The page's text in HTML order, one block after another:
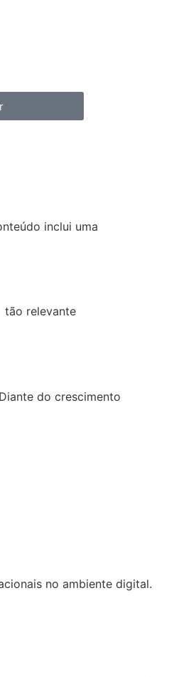
inclui uma
tão relevante
do crescimento
no ambiente digital.